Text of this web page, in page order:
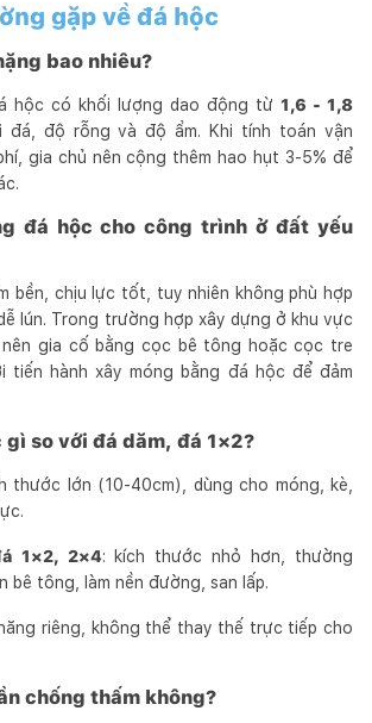
gặp về đá hộc
bao nhiêu?
hộc có khối lượng dao động từ 1,6 - 1,8
đá, độ rỗng và độ ẩm. Khi tính toán vận
gia chủ nên cộng thêm hao hụt 3-5% để
đá hộc cho công trình ở đất yếu
bền, chịu lực tốt, tuy nhiên không phù hợp
lún. Trong trường hợp xây dựng ở khu vực
gia cố bằng cọc bê tông hoặc cọc tre
tiến hành xây móng bằng đá hộc để đảm
so với đá dăm, đá 1×2?
thước lớn (10-40cm), dùng cho móng, kè,
1×2, 2×4: kích thước nhỏ hơn, thường
bê tông, làm nền đường, san lấp.
riêng, không thể thay thế trực tiếp cho
chống thấm không?